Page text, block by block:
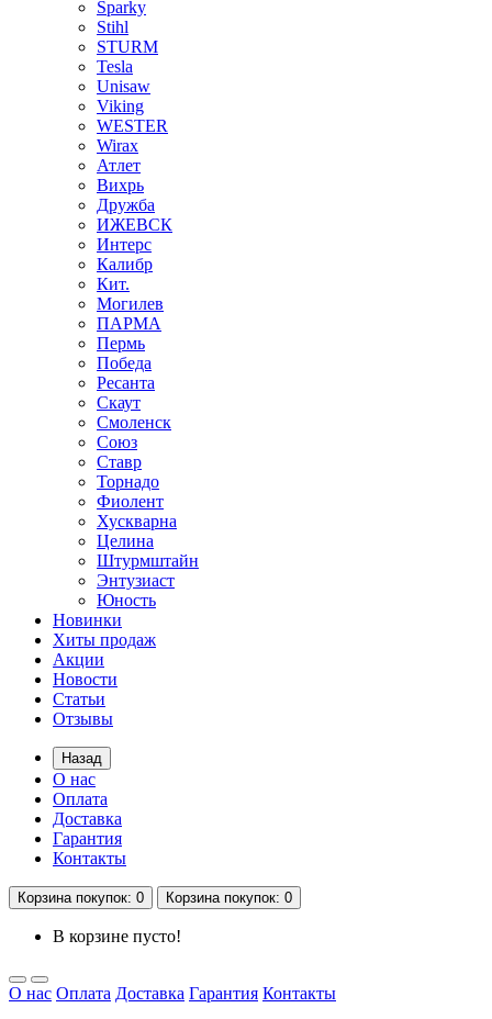
Sparky
Stihl
STURM
Tesla
Unisaw
Viking
WESTER
Wirax
Атлет
Вихрь
Дружба
ИЖЕВСК
Интерс
Калибр
Кит.
Могилев
ПАРМА
Пермь
Победа
Ресанта
Скаут
Смоленск
Союз
Ставр
Торнадо
Фиолент
Хускварна
Целина
Штурмштайн
Энтузиаст
Юность
Новинки
Хиты продаж
Акции
Новости
Статьи
Отзывы
Назад
О нас
Оплата
Доставка
Гарантия
Контакты
Корзинапокупок: 0 Корзинапокупок: 0
В корзине пусто!
О нас Оплата Доставка Гарантия Контакты